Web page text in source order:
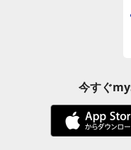
今すぐ